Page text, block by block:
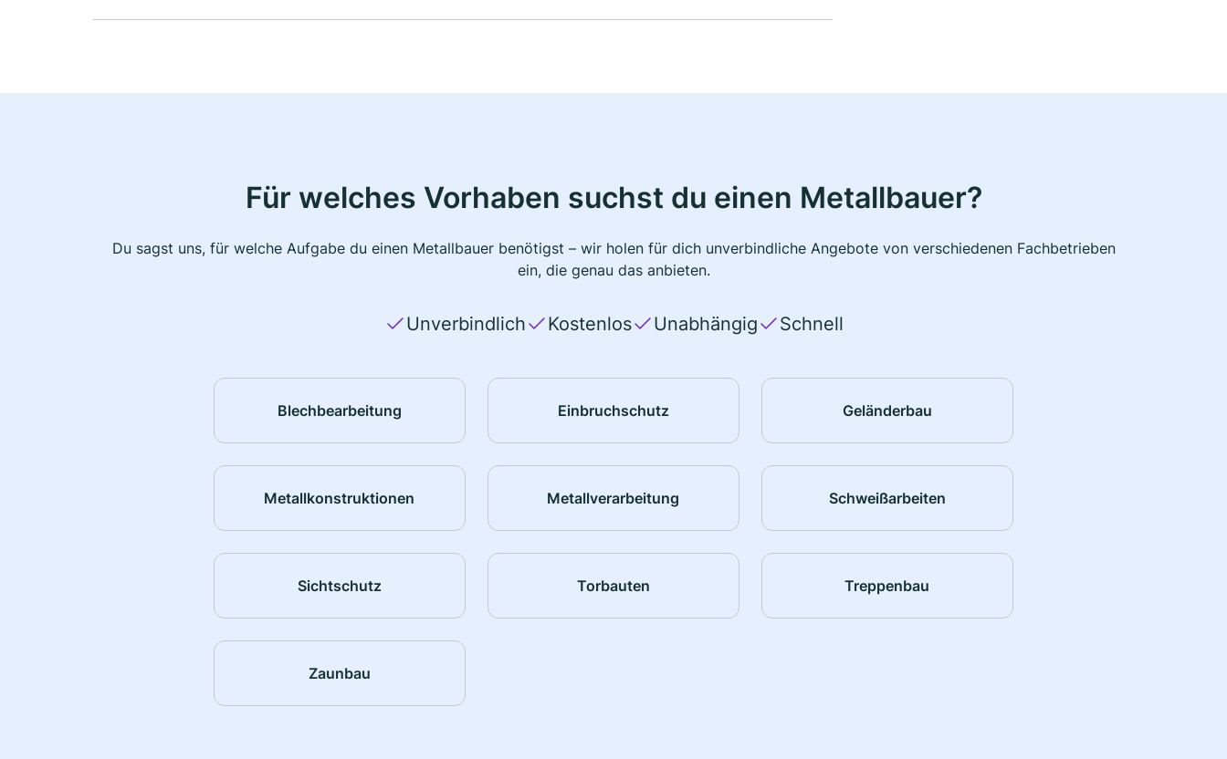
Für welches Vorhaben suchst du einen Metallbauer?
Du sagst uns, für welche Aufgabe du einen Metallbauer benötigst – wir holen für dich unverbindliche Angebote von verschiedenen Fachbetrieben
ein, die genau das anbieten.
Unverbindlich Kostenlos Unabhängig Schnell
Blechbearbeitung Einbruchschutz Geländerbau
Metallkonstruktionen Metallverarbeitung Schweißarbeiten
Sichtschutz Torbauten Treppenbau
Zaunbau